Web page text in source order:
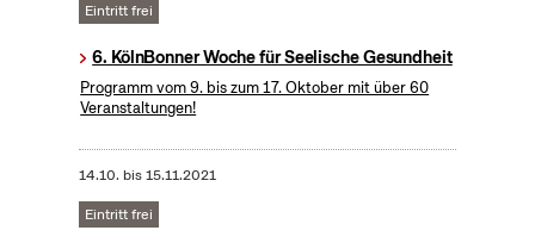
Eintritt frei
6. KölnBonner Woche für Seelische Gesundheit
Programm vom 9. bis zum 17. Oktober mit über 60
Veranstaltungen!
14.10. bis15.11.2021
Eintritt frei